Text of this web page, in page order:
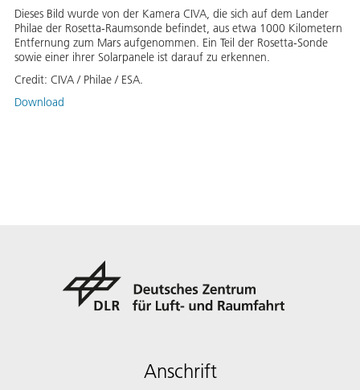
Dieses Bild wurde von der Kamera CIVA, die sich auf dem Lander
Philae der Rosetta-Raumsonde befindet, aus etwa 1000 Kilometern
Entfernung zum Mars aufgenommen. Ein Teil der Rosetta-Sonde
sowie einer ihrer Solarpanele ist darauf zu erkennen.
Credit: CIVA / Philae / ESA.
Download
Anschrift